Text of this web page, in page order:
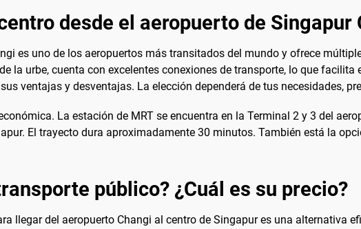
desde el aeropuerto de Singapur
es uno de los aeropuertos más transitados del mundo y ofrece
la urbe, cuenta con excelentes conexiones de transporte, lo que
ventajas y desventajas. La elección dependerá de tus necesidades,
La estación de MRT se encuentra en la Terminal 2 y 3 del
El trayecto dura aproximadamente 30 minutos. También está la
público? ¿Cuál es su precio?
llegar del aeropuerto Changi al centro de Singapur es una alternativa